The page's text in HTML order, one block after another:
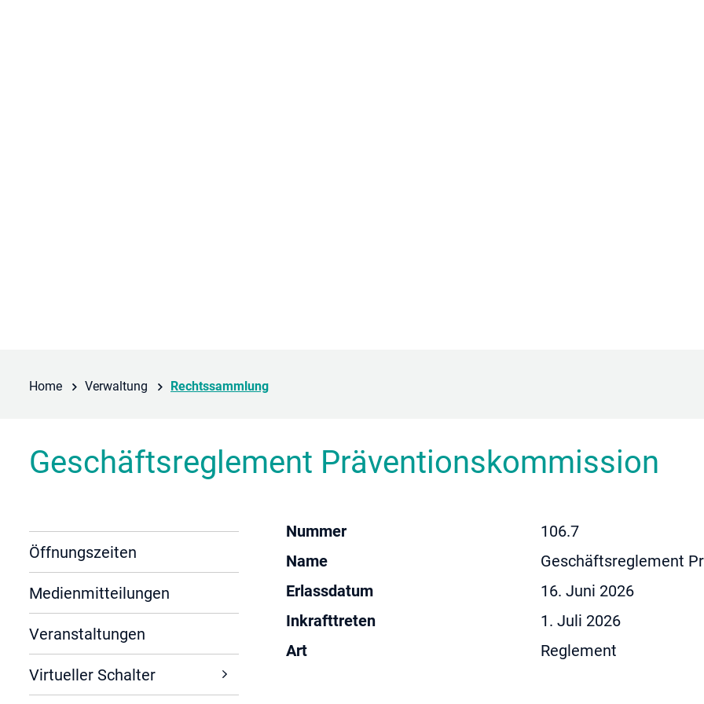
Home Verwaltung Rechtssammlung(ausgewählt)
Geschäftsreglement Präventionskommission
Öffnungszeiten
Medienmitteilungen
Veranstaltungen
Virtueller Schalter
Nummer
106.7
Name
Geschäftsreglement
Erlassdatum
16. Juni 2026
Inkrafttreten
1. Juli 2026
Art
Reglement